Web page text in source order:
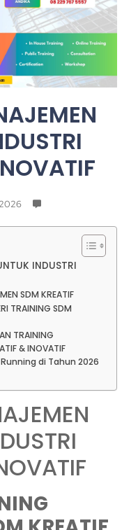
INDUSTRI
SDM KREATIF
TRAINING SDM
TRAINING
& INOVATIF
di Tahun 2026